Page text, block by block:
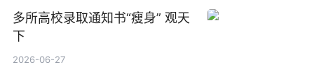
多所高校录取通知书“瘦身” 观天
下
2026-06-27